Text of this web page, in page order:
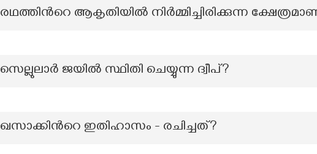
രഥത്തിന്‍റെ ആകൃതിയില്‍ നിര്‍മ്മിച്ചിരിക്കുന്ന
സെല്ലുലാർ ജയിൽ സ്ഥിതി ചെയ്യുന്ന ദ്വീപ്?
ഖസാക്കിന്‍റെ ഇതിഹാസം - രചിച്ചത്?